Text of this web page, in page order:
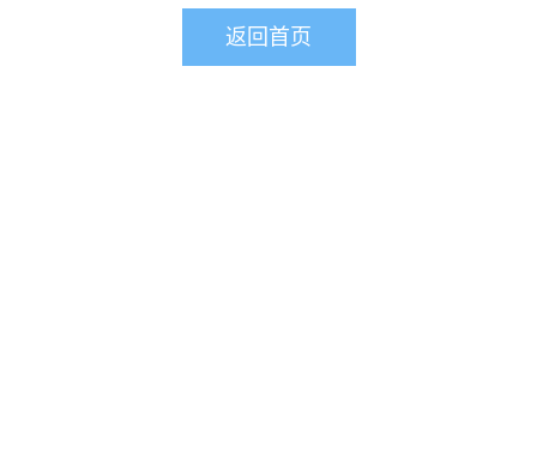
返回首页